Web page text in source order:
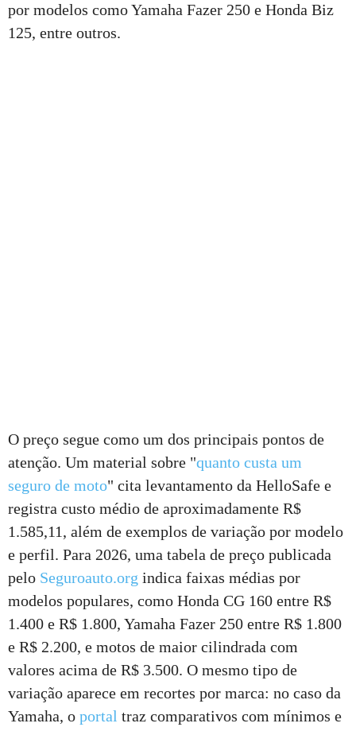
por modelos como Yamaha Fazer 250 e Honda Biz
125, entre outros.
O preço segue como um dos principais pontos de
atenção. Um material sobre "quanto custa um
seguro de moto" cita levantamento da HelloSafe e
registra custo médio de aproximadamente R$
1.585,11, além de exemplos de variação por modelo
e perfil. Para 2026, uma tabela de preço publicada
pelo Seguroauto.org indica faixas médias por
modelos populares, como Honda CG 160 entre R$
1.400 e R$ 1.800, Yamaha Fazer 250 entre R$ 1.800
e R$ 2.200, e motos de maior cilindrada com
valores acima de R$ 3.500. O mesmo tipo de
variação aparece em recortes por marca: no caso da
Yamaha, o portal traz comparativos com mínimos e